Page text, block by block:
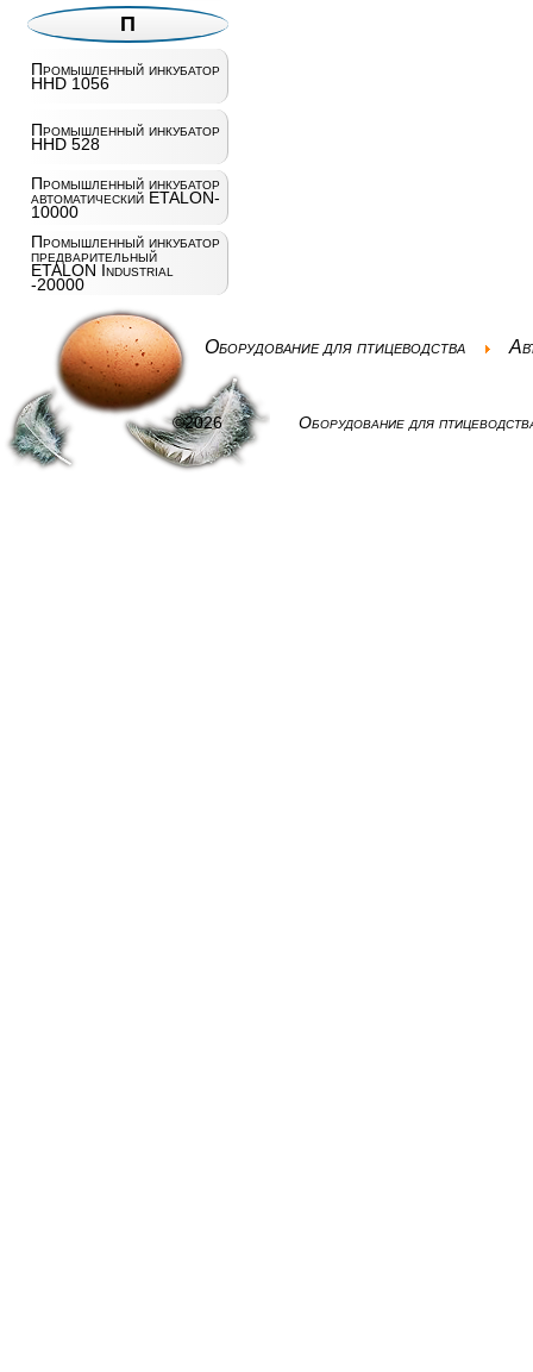
П
Промышленный инкубатор
HHD 1056
Промышленный инкубатор
HHD 528
Промышленный инкубатор
автоматический ETALON-
10000
Промышленный инкубатор
предварительный
ETALON Industrial
-20000
Оборудование для птицеводства
©2026 Оборудование для